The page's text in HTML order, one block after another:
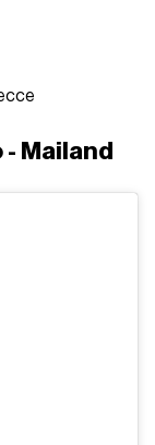
Mailand